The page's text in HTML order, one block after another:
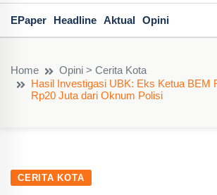
EPaper Headline Aktual Opini
Home
Opini > Cerita Kota
Hasil Investigasi UBK: Eks Ketua BEM
Rp20 Juta dari Oknum Polisi
CERITA KOTA